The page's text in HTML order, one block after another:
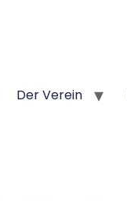
Der Verein